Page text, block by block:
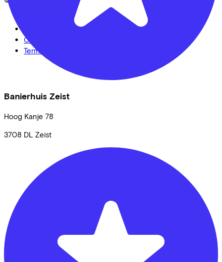
Banierhuis Zeist
Hoog Kanje 78
3708 DL Zeist
Privacy statement
Cookie statement
Cookie settings
Terms of use